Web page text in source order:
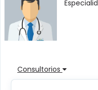
Consultorios